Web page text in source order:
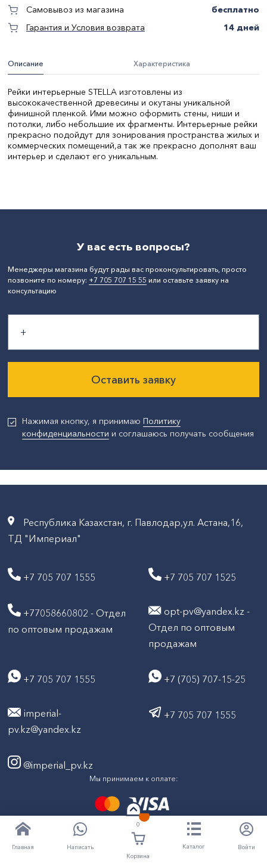
Главная Написать
0
Корзина
Каталог Войти
Описание Характеристика
Рейки интерьерные STELLA изготовлены из
высококачественной древесины и окутаны уникальной
финишной пленкой. Ими можно оформить стены, ниши и
потолки, либо небольшие их фрагменты. Интерьерные рейки
прекрасно подойдут для зонирования пространства жилых и
коммерческих помещений,а так же прекрасно дополнят ваш
интерьер и сделают его уникальным.
Самовывоз из магазина
бесплатно
Гарантия и Условия возврата
14 дней
У вас есть вопросы?
Менеджеры магазина будут рады вас проконсультировать, просто
позвоните по номеру: +7 705 707 15 55 или оставьте заявку на
консультацию
Оставить заявку
Нажимая кнопку, я принимаю Политику
конфиденциальности и соглашаюсь получать сообщения
Республика Казахстан, г. Павлодар,ул. Астана,16,
ТД "Империал"
+7 705 707 1555 +7 705 707 1525
+77058660802 - Отдел
по оптовым продажам
opt-pv@yandex.kz -
Отдел по оптовым
продажам
+7 705 707 1555 +7 (705) 707-15-25
imperial-
pv.kz@yandex.kz
+7 705 707 1555
@imperial_pv.kz
Мы принимаем к оплате:
Все права защищены © ТД "Империал" 2020- 2026